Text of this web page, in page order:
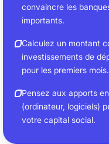
convaincre les
importants.
Calculez un montant
investissements de
pour les premiers mois.
Pensez aux apports
(ordinateur, logiciels)
votre capital social.